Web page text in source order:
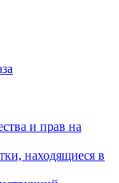
и прав на
находящиеся в